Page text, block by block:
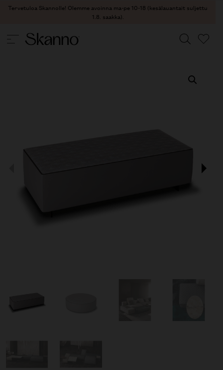
Tervetuloa Skannolle! Olemme avoinna ma-pe 10-18 (kesälauantait suljettu
1.8. saakka).